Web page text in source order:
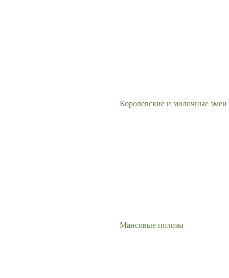
Королевские и молочные змеи
Маисовые полозы